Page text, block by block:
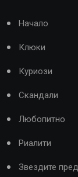
Начало
Клюки
Куриози
Скандали
Любопитно
Риалити
Звездите